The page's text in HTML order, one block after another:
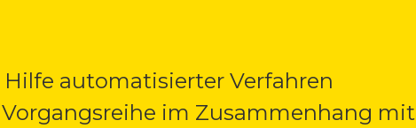
automatisierter Verfahren
im Zusammenhang mit